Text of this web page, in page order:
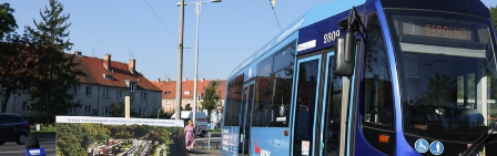
Kliknij, aby powiększyć